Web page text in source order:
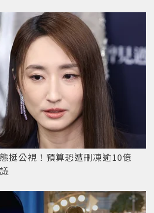
挺公視！預算恐遭刪凍逾10億